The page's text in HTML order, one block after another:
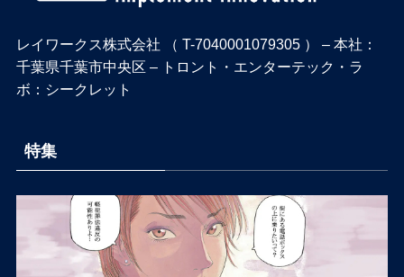
レイワークス株式会社 （ T-7040001079305 ） – 本社：
千葉県千葉市中央区 – トロント・エンターテック・ラ
ボ：シークレット
特集